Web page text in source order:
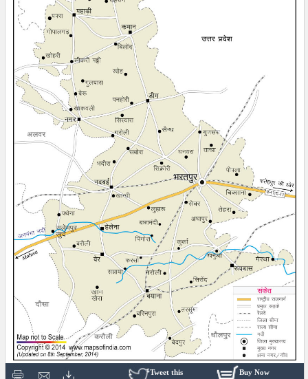
Buy Now
Tweet this